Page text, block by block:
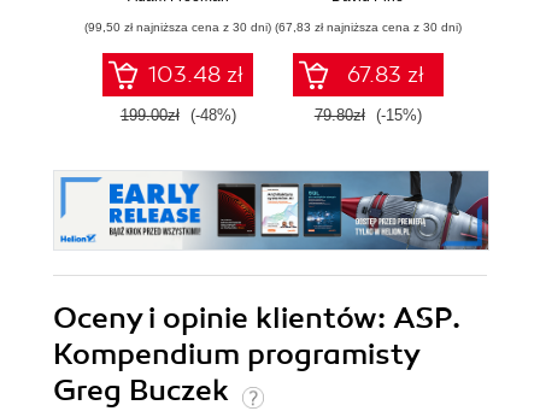
(99,50 zł najniższa cena z 30 dni)
103.48 zł
199.00zł (-48%)
(67,83 zł najniższa cena z 30 dni)
67.83 zł
79.80zł (-15%)
Oceny i opinie klientów: ASP.
Kompendium programisty
Greg Buczek